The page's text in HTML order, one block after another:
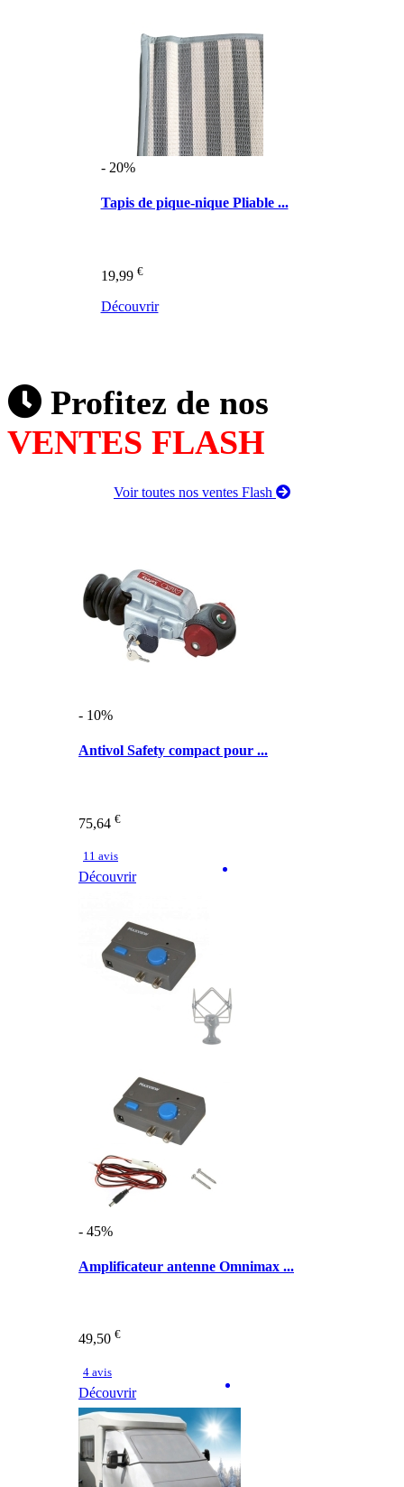
- 20%
Tapis de pique-nique Pliable ...
19,99 €
Découvrir
Profitez de nos
VENTES FLASH
Voir toutes nos ventes Flash
- 10%
Antivol Safety compact pour ...
75,64 €
11 avis
Découvrir
- 45%
Amplificateur antenne Omnimax ...
49,50 €
4 avis
Découvrir